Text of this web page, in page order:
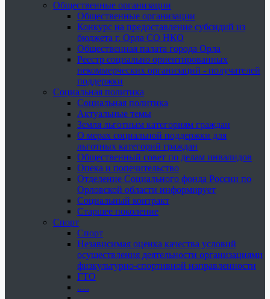
Общественные организации
Общественные организации
Конкурс на предоставление субсидий из
бюджета г. Орла СО НКО
Общественная палата города Орла
Реестр социально ориентированных
некоммерческих организаций - получателей
поддержки
Социальная политика
Социальная политика
Актуальные темы
Земля льготным категориям граждан
О мерах социальной поддержки для
льготных категорий граждан
Общественный совет по делам инвалидов
Опека и попечительство
Отделение Социального фонда России по
Орловской области информирует
Социальный контракт
Старшее поколение
Спорт
Спорт
Независимая оценка качества условий
осуществления деятельности организациями
физкультурно-спортивной направленности
ГТО
.....